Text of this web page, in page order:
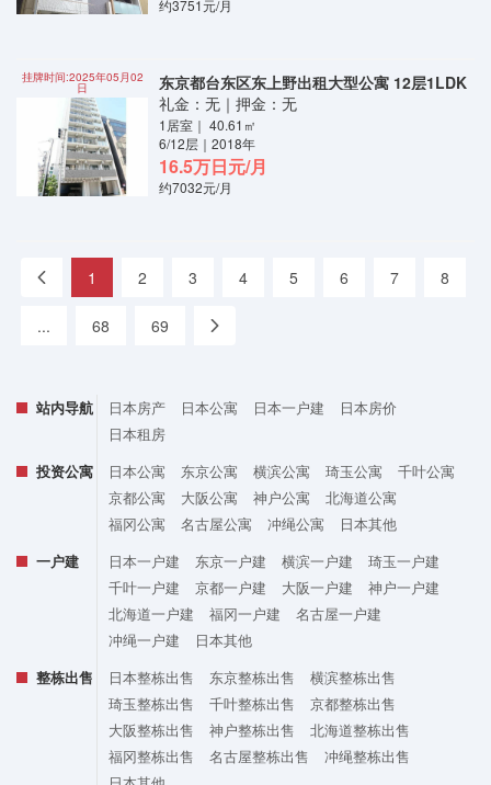
约3751元/月
挂牌时间:2025年05月02
日
东京都台东区东上野出租大型公寓 12层1LDK
礼金：无｜押金：无
1居室｜ 40.61㎡
6/12层｜2018年
16.5万日元/月
约7032元/月
« 1 2 3 4 5 6 7 8
... 68 69 »
站内导航 日本房产 日本公寓 日本一户建
日本房价
日本租房
投资公寓
日本公寓 东京公寓 横滨公寓 琦玉公寓
千叶公寓
京都公寓
大阪公寓 神户公寓
北海道公寓
福冈公寓
名古屋公寓 冲绳公寓
日本其他
一户建
日本一户建 东京一户建 横滨一户建
琦玉一户建
千叶一户建
京都一户建 大阪一户建
神户一户建
北海道一户建
福冈一户建
名古屋一户建
冲绳一户建
日本其他
整栋出售
日本整栋出售 东京整栋出售
横滨整栋出售
琦玉整栋出售
千叶整栋出售
京都整栋出售
大阪整栋出售
神户整栋出售
北海道整栋出售
福冈整栋出售
名古屋整栋出售
冲绳整栋出售